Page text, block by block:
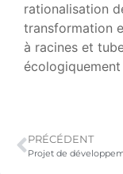
rationalisation
transformation
à racines et
PRÉCÉDENT